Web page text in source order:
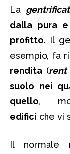
La
dalla pura
profitto. Il
esempio, fa
rendita (rent
suolo nei
quello,
edifici che vi
Il normale